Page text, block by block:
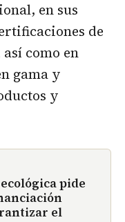
en sus
de
como en
gama y
y
pide
el